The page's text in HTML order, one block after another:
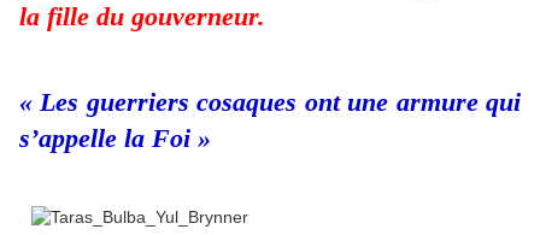
la fille du gouverneur.
« Les guerriers cosaques ont une armure qui
s’appelle la Foi »